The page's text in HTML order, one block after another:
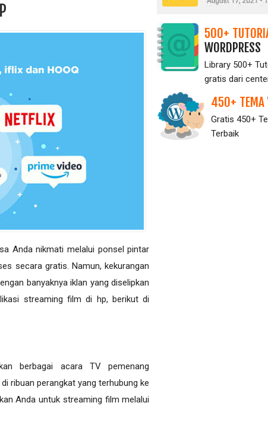
Anda nikmati melalui ponsel pintar
secara gratis. Namun, kekurangan
banyaknya iklan yang diselipkan
streaming film di hp, berikut di
berbagai acara TV pemenang
ribuan perangkat yang terhubung ke
Anda untuk streaming film melalui
500+
WORDPRESS
Library 500+
gratis dari
450+ TEMA
Gratis 450+
Terbaik